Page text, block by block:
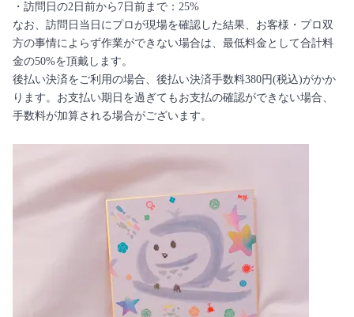
・訪問日の2日前から7日前まで：25%
なお、訪問日当日にプロが現場を確認した結果、お客様・プロ双
方の事情によらず作業ができない場合は、最低料金として合計料
金の50%を頂戴します。
後払い決済をご利用の場合、後払い決済手数料380円(税込)がかか
ります。お支払い期日を過ぎてもお支払の確認ができない場合、
手数料が加算される場合がございます。